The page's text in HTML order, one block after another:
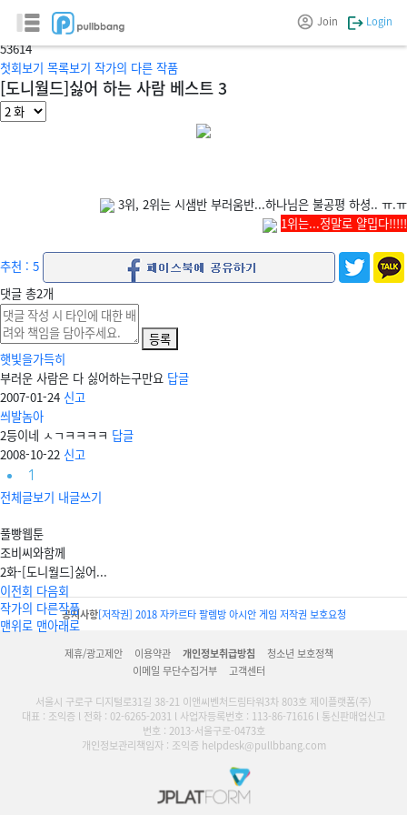
Join Login
조비씨와함께
글/그림 :
paratos
53614
첫회보기 목록보기 작가의 다른 작품
[도니월드]싫어 하는 사람 베스트 3
3위, 2위는 시샘반 부러움반...하나님은 불공평 하셩.. ㅠ.ㅠ
1위는...정말로 얄밉다!!!!!
풀빵웹툰
조비씨와함께
2화-[도니월드]싫어...
이전회 다음회
작가의 다른작품
맨위로 맨아래로
추천 : 5
댓글 총2개
등록
햇빛을가득히
부러운 사람은 다 싫어하는구만요 답글
2007-01-24 신고
씌발놈아
2등이네 ㅅㄱㅋㅋㅋㅋ 답글
2008-10-22 신고
1
전체글보기 내글쓰기
공지사항[저작권] 2018 자카르타 팔렘방 아시안 게임 저작권 보호요청
제휴/광고제안 이용약관 개인정보취급방침
청소년 보호정책
이메일 무단수집거부
고객센터
서울시 구로구 디지털로31길 38-21 이앤씨벤처드림타워3차 803호 제이플랫폼(주)
대표 : 조익증 l 전화 : 02-6265-2031 l 사업자등록번호 : 113-86-71616 l 통신판매업신고
번호 : 2013-서울구로-0473호
개인정보관리책임자 : 조익증 helpdesk@pullbbang.com